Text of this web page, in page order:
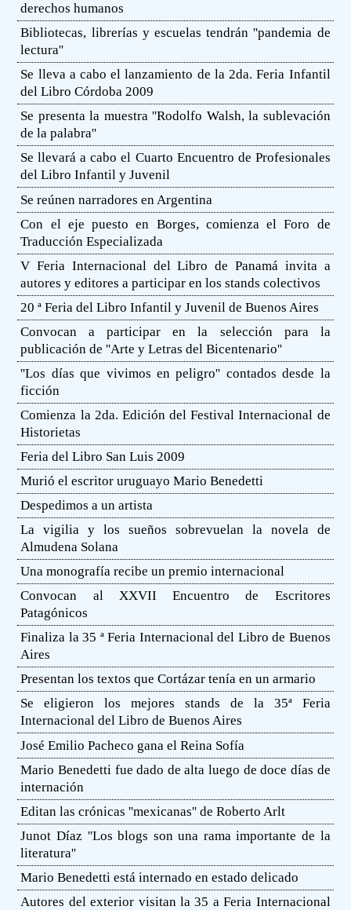
derechos humanos
Bibliotecas, librerías y escuelas tendrán ''pandemia de
lectura''
Se lleva a cabo el lanzamiento de la 2da. Feria Infantil
del Libro Córdoba 2009
Se presenta la muestra ''Rodolfo Walsh, la sublevación
de la palabra''
Se llevará a cabo el Cuarto Encuentro de Profesionales
del Libro Infantil y Juvenil
Se reúnen narradores en Argentina
Con el eje puesto en Borges, comienza el Foro de
Traducción Especializada
V Feria Internacional del Libro de Panamá invita a
autores y editores a participar en los stands colectivos
20 ª Feria del Libro Infantil y Juvenil de Buenos Aires
Convocan a participar en la selección para la
publicación de ''Arte y Letras del Bicentenario''
''Los días que vivimos en peligro'' contados desde la
ficción
Comienza la 2da. Edición del Festival Internacional de
Historietas
Feria del Libro San Luis 2009
Murió el escritor uruguayo Mario Benedetti
Despedimos a un artista
La vigilia y los sueños sobrevuelan la novela de
Almudena Solana
Una monografía recibe un premio internacional
Convocan al XXVII Encuentro de Escritores
Patagónicos
Finaliza la 35 ª Feria Internacional del Libro de Buenos
Aires
Presentan los textos que Cortázar tenía en un armario
Se eligieron los mejores stands de la 35ª Feria
Internacional del Libro de Buenos Aires
José Emilio Pacheco gana el Reina Sofía
Mario Benedetti fue dado de alta luego de doce días de
internación
Editan las crónicas ''mexicanas'' de Roberto Arlt
Junot Díaz ''Los blogs son una rama importante de la
literatura''
Mario Benedetti está internado en estado delicado
Autores del exterior visitan la 35 a Feria Internacional